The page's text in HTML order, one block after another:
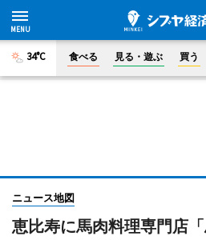
34°C 食べる 見る・遊ぶ 買う
ニュース地図
恵比寿に馬肉料理専門店